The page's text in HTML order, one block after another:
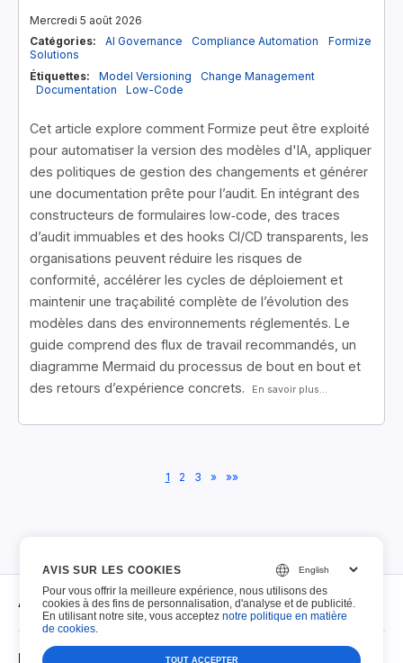
Mercredi 5 août 2026
Catégories:
AI Governance Compliance Automation
Formize
Solutions
Étiquettes:
Model Versioning
Change Management
Documentation
Low-Code
Cet article explore comment Formize peut être exploité
pour automatiser la version des modèles d'IA, appliquer
des politiques de gestion des changements et générer
une documentation prête pour l’audit. En intégrant des
constructeurs de formulaires low‑code, des traces
d’audit immuables et des hooks CI/CD transparents, les
organisations peuvent réduire les risques de
conformité, accélérer les cycles de déploiement et
maintenir une traçabilité complète de l’évolution des
modèles dans des environnements réglementés. Le
guide comprend des flux de travail recommandés, un
diagramme Mermaid du processus de bout en bout et
des retours d’expérience concrets.
En savoir plus...
1 2 3 » »»
À propos
À propos
PDF remplissables
AVIS SUR LES COOKIES
Pour vous offrir la meilleure expérience, nous utilisons des
cookies à des fins de personnalisation, d'analyse et de publicité.
En utilisant notre site, vous accepteznotre politique en matière
de cookies.
TOUT ACCEPTER